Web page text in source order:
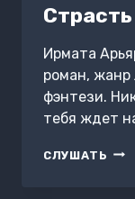
Ирмата
роман, жанр
фэнтези.
тебя ждет
СЛУШАТЬ